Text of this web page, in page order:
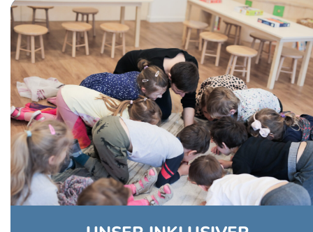
Der Kindergarten Pendula ist eine offene,
einladende, kreative Werkstatt in der jedes
Kind in seinem eigenen Rhythmus, seinen
eigenen Weg gehend Teil der
Gemeinschaft sein kann. Im Mittelpunkt
unserer Pädagogik steht das Kind als
individuelle, sich entwickelnde
Persönlichkeit. Wir wenden uns mit
inklusiver Weltsicht Familien und Kindern